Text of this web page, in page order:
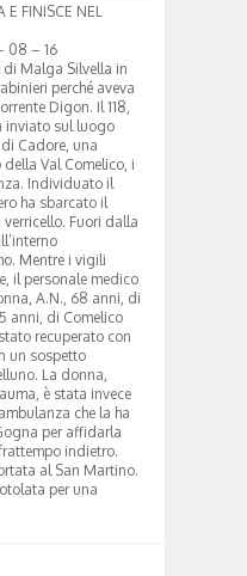
FINISCE NEL
08 – 16
di Malga Silvella in
perché aveva
Digon. Il 118,
inviato sul luogo
Cadore, una
Val Comelico, i
Individuato il
ha sbarcato il
Fuori dalla
Mentre i vigili
il personale medico
A.N., 68 anni, di
anni, di Comelico
recuperato con
un sospetto
La donna,
è stata invece
che la ha
per affidarla
indietro.
al San Martino.
per una